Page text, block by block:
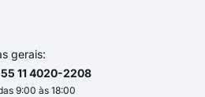
gerais:
11 4020-2208
9:00 às 18:00